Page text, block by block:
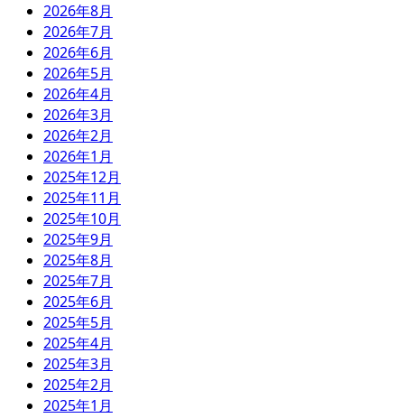
2026年8月
2026年7月
2026年6月
2026年5月
2026年4月
2026年3月
2026年2月
2026年1月
2025年12月
2025年11月
2025年10月
2025年9月
2025年8月
2025年7月
2025年6月
2025年5月
2025年4月
2025年3月
2025年2月
2025年1月